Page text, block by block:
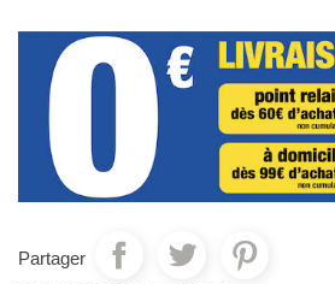
Partager